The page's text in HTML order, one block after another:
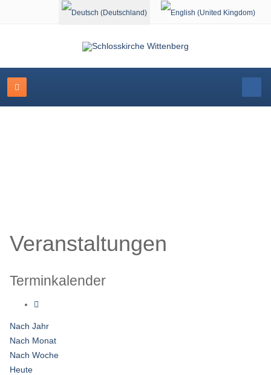
Sprache auswählen
Veranstaltungen
Terminkalender
Nach Jahr
Nach Monat
Nach Woche
Heute